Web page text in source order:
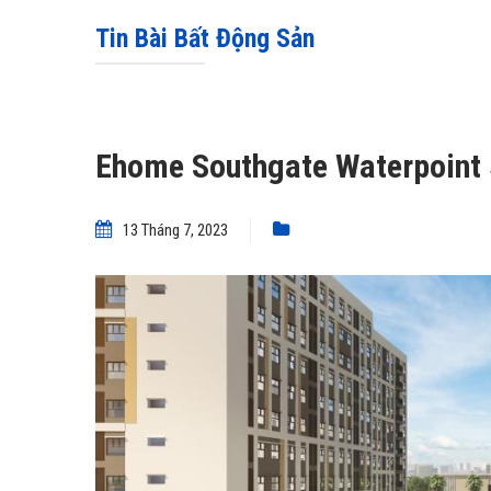
Tin Bài Bất Động Sản
Ehome Southgate Waterpoint
13 Tháng 7, 2023